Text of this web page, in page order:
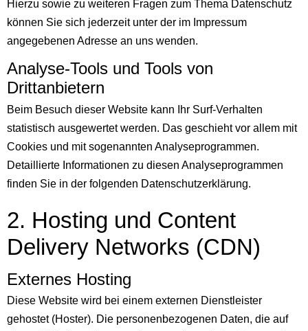
Hierzu sowie zu weiteren Fragen zum Thema Datenschutz
können Sie sich jederzeit unter der im Impressum
angegebenen Adresse an uns wenden.
Analyse-Tools und Tools von
Drittanbietern
Beim Besuch dieser Website kann Ihr Surf-Verhalten
statistisch ausgewertet werden. Das geschieht vor allem mit
Cookies und mit sogenannten Analyseprogrammen.
Detaillierte Informationen zu diesen Analyseprogrammen
finden Sie in der folgenden Datenschutzerklärung.
2. Hosting und Content
Delivery Networks (CDN)
Externes Hosting
Diese Website wird bei einem externen Dienstleister
gehostet (Hoster). Die personenbezogenen Daten, die auf